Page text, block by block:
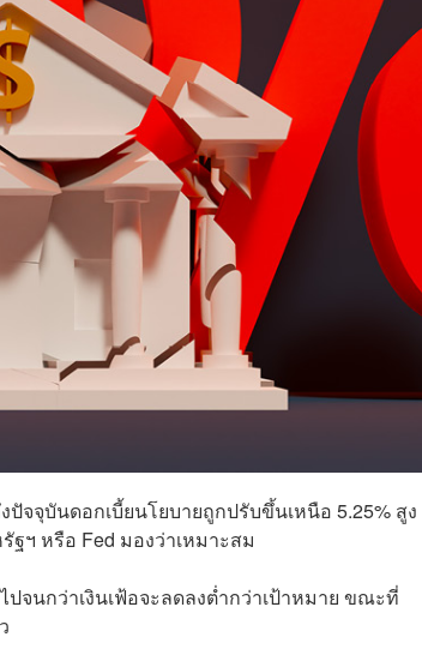
จจุบันดอกเบี้ยนโยบายถูกปรับขึ้นเหนือ 5.25% สูง
ฯ หรือ Fed มองว่าเหมาะสม
จนกว่าเงินเฟ้อจะลดลงต่ำกว่าเป้าหมาย ขณะที่